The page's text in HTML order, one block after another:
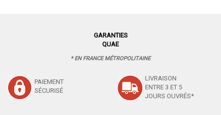
GARANTIES
QUAE
* EN FRANCE MÉTROPOLITAINE
PAIEMENT
SÉCURISÉ
LIVRAISON
ENTRE 3 ET 5
JOURS OUVRÉS*